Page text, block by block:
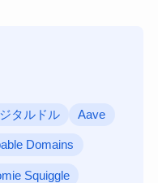
タルドル Aave
Domains
Squiggle